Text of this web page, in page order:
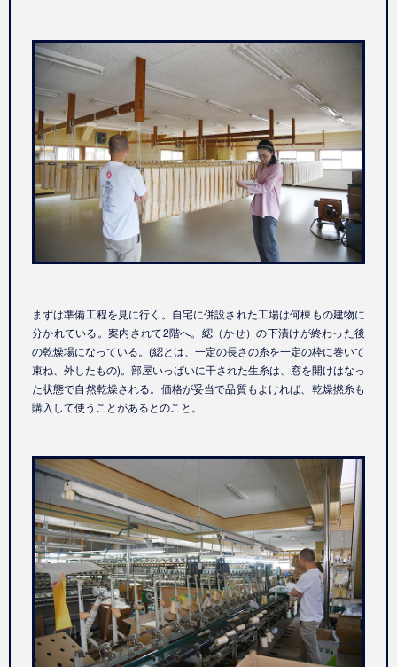
まずは準備工程を見に行く。自宅に併設された工場は何棟もの建物に
分かれている。案内されて2階へ。綛（かせ）の下漬けが終わった後
の乾燥場になっている。(綛とは、一定の長さの糸を一定の枠に巻いて
束ね、外したもの)。部屋いっぱいに干された生糸は、窓を開けはなっ
た状態で自然乾燥される。価格が妥当で品質もよければ、乾燥撚糸も
購入して使うことがあるとのこと。